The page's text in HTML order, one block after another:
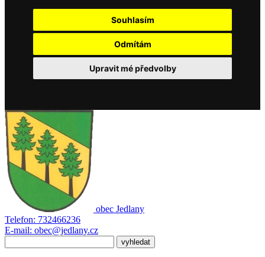
Souhlasím
Odmítám
Upravit mé předvolby
obec Jedlany
Telefon: 732466236
E-mail: obec@jedlany.cz